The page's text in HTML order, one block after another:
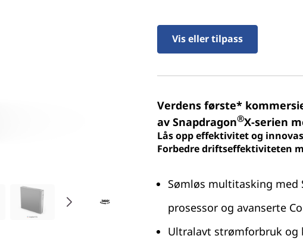
Vis eller tilpass
Verdens første*
av Snapdragon®X-serien
Lås opp effektivitet og
Forbedre driftseffektiviteten
Sømløs multitasking med
prosessor og avanserte
Ultralavt strømforbruk og